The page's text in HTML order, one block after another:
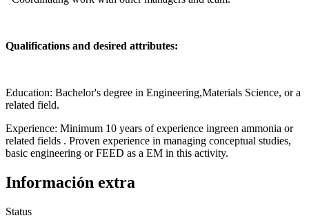
Qualifications and desired attributes:
Education: Bachelor's degree in Engineering,Materials Science, or a
related field.
Experience: Minimum 10 years of experience ingreen ammonia or
related fields . Proven experience in managing conceptual studies,
basic engineering or FEED as a EM in this activity.
Información extra
Status